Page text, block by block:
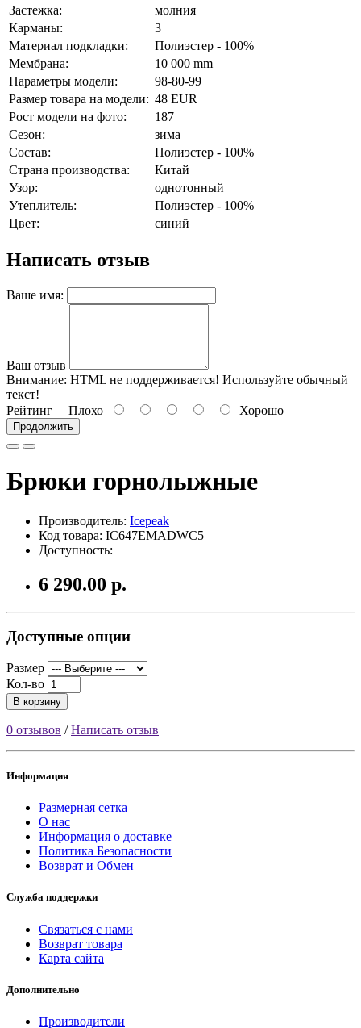
Застежка:
молния
Карманы:
3
Материал подкладки:
Полиэстер - 100%
Мембрана:
10 000 mm
Параметры модели:
98-80-99
Размер товара на модели: 48 EUR
Рост модели на фото:
187
Сезон:
зима
Состав:
Полиэстер - 100%
Страна производства:
Китай
Узор:
однотонный
Утеплитель:
Полиэстер - 100%
Цвет:
синий
Написать отзыв
Ваше имя:
Ваш отзыв
Внимание: HTML не поддерживается! Используйте обычный
текст!
Рейтинг Плохо Хорошо
Продолжить
Брюки горнолыжные
Производитель: Icepeak
Код товара: IC647EMADWC5
Доступность:
6 290.00 р.
Доступные опции
Размер
Кол-во
В корзину
0 отзывов /Написать отзыв
Информация
Размерная сетка
О нас
Информация о доставке
Политика Безопасности
Возврат и Обмен
Служба поддержки
Связаться с нами
Возврат товара
Карта сайта
Дополнительно
Производители